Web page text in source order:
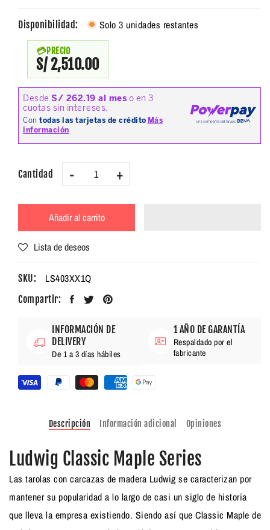
Disponibilidad: Solo 3 unidades restantes
PRECIO
S/ 2,510.00
Cantidad - +
Añadir al carrito
Lista de deseos
SKU: LS403XX1Q
Compartir:
INFORMACIÓN DE
DELIVERY
De 1 a 3 días hábiles
1 AÑO DE GARANTÍA
Respaldado por el
fabricante
Descripción Información adicional Opiniones
Ludwig Classic Maple Series
Las tarolas con carcazas de madera Ludwig se caracterizan por
mantener su popularidad a lo largo de casi un siglo de historia
que lleva la empresa existiendo. Siendo así que Classic Maple de